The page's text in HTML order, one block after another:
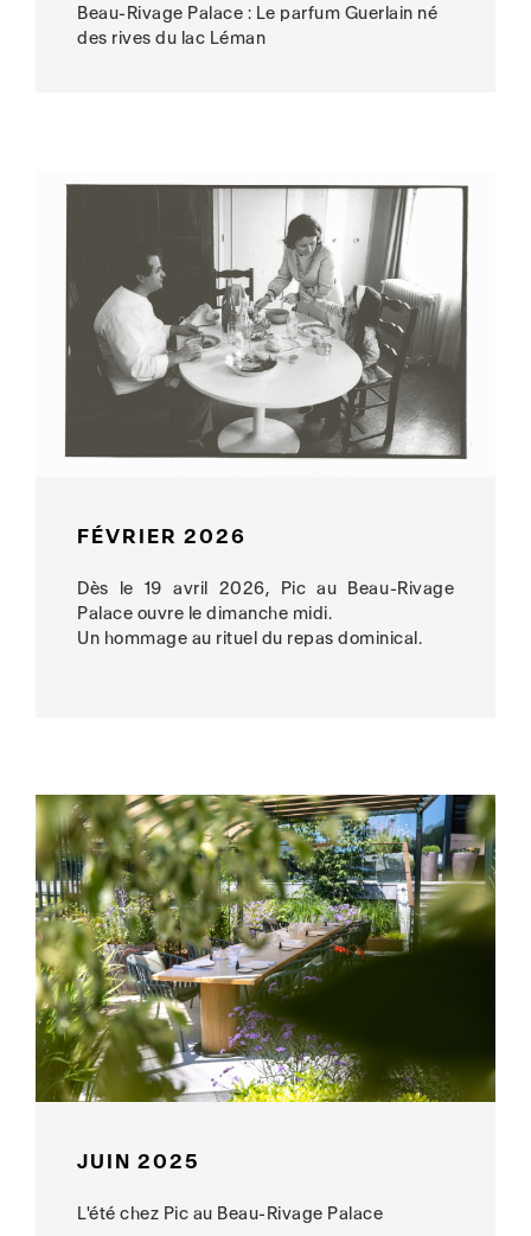
Beau-Rivage Palace : Le parfum Guerlain né
des rives du lac Léman
FÉVRIER 2026
Dès le 19 avril 2026, Pic au Beau-Rivage
Palace ouvre le dimanche midi.
Un hommage au rituel du repas dominical.
JUIN 2025
L'été chez Pic au Beau-Rivage Palace